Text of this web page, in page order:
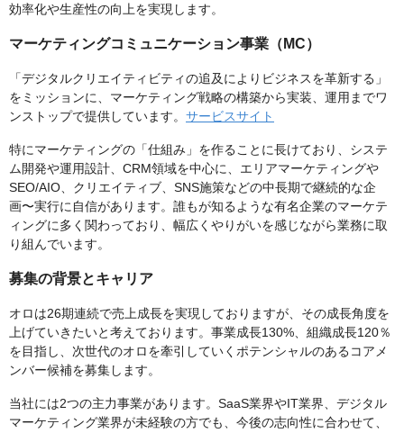
効率化や生産性の向上を実現します。
マーケティングコミュニケーション事業（MC）
「デジタルクリエイティビティの追及によりビジネスを革新する」
をミッションに、マーケティング戦略の構築から実装、運用までワ
ンストップで提供しています。 サービスサイト
特にマーケティングの「仕組み」を作ることに長けており、システ
ム開発や運用設計、CRM領域を中心に、エリアマーケティングや
SEO/AIO、クリエイティブ、SNS施策などの中長期で継続的な企
画〜実行に自信があります。誰もが知るような有名企業のマーケテ
ィングに多く関わっており、幅広くやりがいを感じながら業務に取
り組んでいます。
募集の背景とキャリア
オロは26期連続で売上成長を実現しておりますが、その成長角度を
上げていきたいと考えております。事業成長130%、組織成長120％
を目指し、次世代のオロを牽引していくポテンシャルのあるコアメ
ンバー候補を募集します。
当社には2つの主力事業があります。SaaS業界やIT業界、デジタル
マーケティング業界が未経験の方でも、今後の志向性に合わせて、